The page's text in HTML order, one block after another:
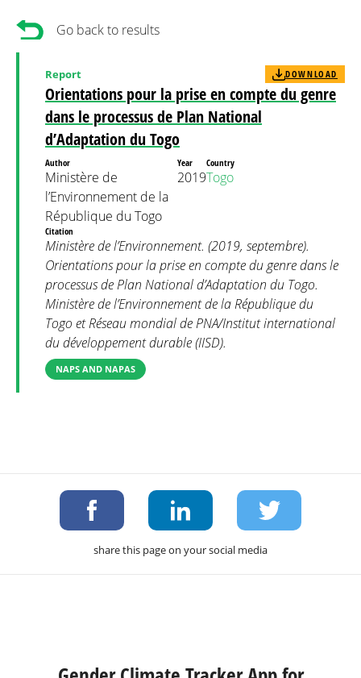
Go back to results
Orientations pour la prise en compte du genre
dans le processus de Plan National
d’Adaptation du Togo
Report DOWNLOAD
Author
Ministère de
l’Environnement de la
République du Togo
Year
2019
Country
Togo
Citation
Ministère de l’Environnement. (2019, septembre).
Orientations pour la prise en compte du genre dans le
processus de Plan National d’Adaptation du Togo.
Ministère de l’Environnement de la République du
Togo et Réseau mondial de PNA/Institut international
du développement durable (IISD).
NAPS AND NAPAS
share this page on your social media